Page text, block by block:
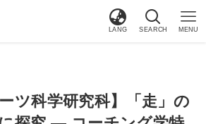
LANG SEARCH MENU
ツ科学研究科】「走」の